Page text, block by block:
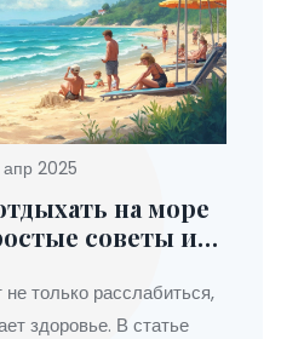
апр 2025
на море
советы и
только расслабиться,
здоровье. В статье